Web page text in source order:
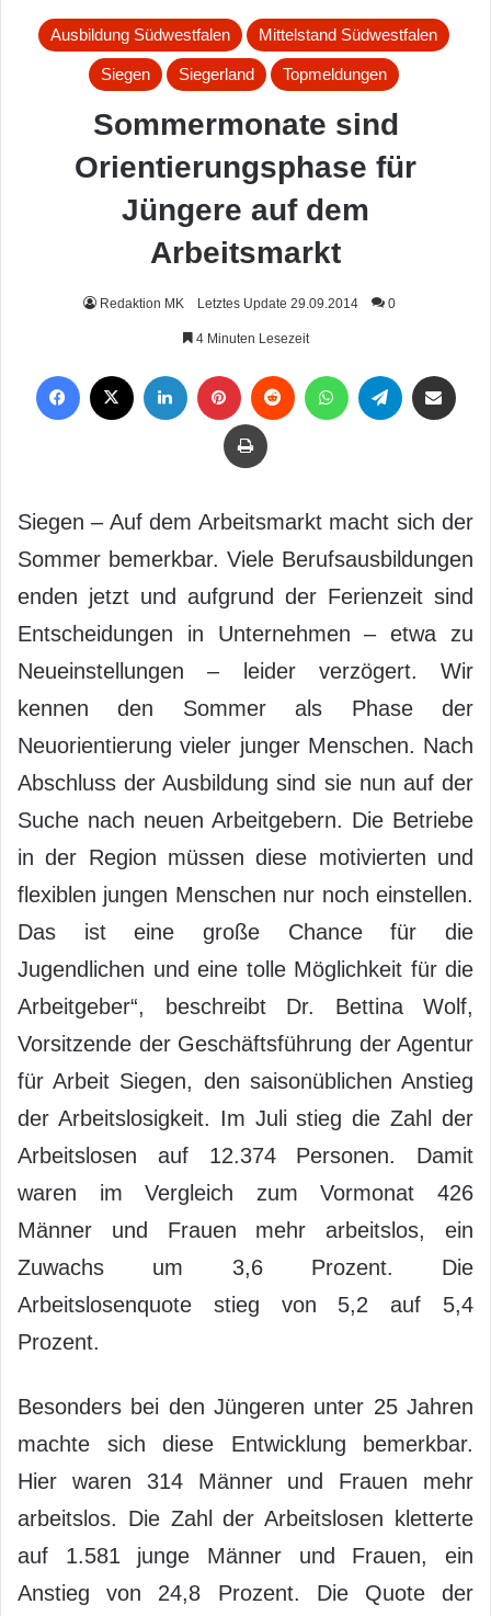
Ausbildung Südwestfalen Mittelstand Südwestfalen
Siegen Siegerland Topmeldungen
Sommermonate sind
Orientierungsphase für
Jüngere auf dem
Arbeitsmarkt
Redaktion MK Letztes Update 29.09.2014 0
4 Minuten Lesezeit
Drucken
Siegen – Auf dem Arbeitsmarkt macht sich der
Sommer bemerkbar. Viele Berufsausbildungen
enden jetzt und aufgrund der Ferienzeit sind
Entscheidungen in Unternehmen – etwa zu
Neueinstellungen – leider verzögert. Wir
kennen den Sommer als Phase der
Neuorientierung vieler junger Menschen. Nach
Abschluss der Ausbildung sind sie nun auf der
Suche nach neuen Arbeitgebern. Die Betriebe
in der Region müssen diese motivierten und
flexiblen jungen Menschen nur noch einstellen.
Das ist eine große Chance für die
Jugendlichen und eine tolle Möglichkeit für die
Arbeitgeber“, beschreibt Dr. Bettina Wolf,
Vorsitzende der Geschäftsführung der Agentur
für Arbeit Siegen, den saisonüblichen Anstieg
der Arbeitslosigkeit. Im Juli stieg die Zahl der
Arbeitslosen auf 12.374 Personen. Damit
waren im Vergleich zum Vormonat 426
Männer und Frauen mehr arbeitslos, ein
Zuwachs um 3,6 Prozent. Die
Arbeitslosenquote stieg von 5,2 auf 5,4
Prozent.
Besonders bei den Jüngeren unter 25 Jahren
machte sich diese Entwicklung bemerkbar.
Hier waren 314 Männer und Frauen mehr
arbeitslos. Die Zahl der Arbeitslosen kletterte
auf 1.581 junge Männer und Frauen, ein
Anstieg von 24,8 Prozent. Die Quote der